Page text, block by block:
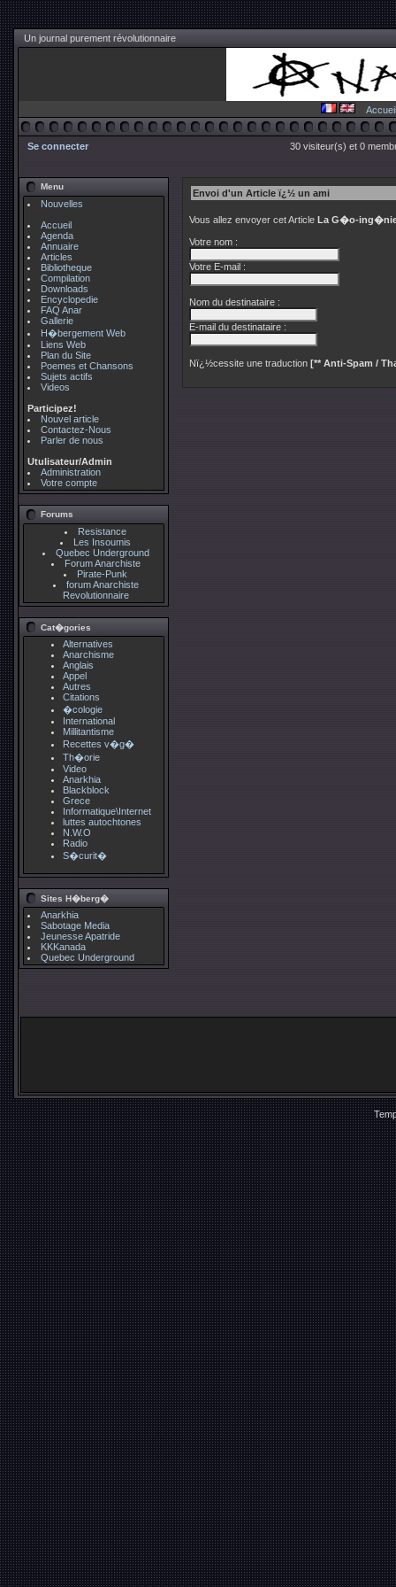
Un journal purement révolutionnaire
Accueil
Se connecter 30 visiteur(s) et 0
Menu
Nouvelles
Accueil
Agenda
Annuaire
Articles
Bibliotheque
Compilation
Downloads
Encyclopedie
FAQ Anar
Gallerie
H�bergement Web
Liens Web
Plan du Site
Poemes et Chansons
Sujets actifs
Videos
Participez!
Nouvel article
Contactez-Nous
Parler de nous
Utulisateur/Admin
Administration
Votre compte
Forums
Resistance
Les Insoumis
Quebec Underground
Forum Anarchiste
Pirate-Punk
forum Anarchiste
Revolutionnaire
Cat�gories
Alternatives
Anarchisme
Anglais
Appel
Autres
Citations
�cologie
International
Millitantisme
Recettes v�g�
Th�orie
Video
Anarkhia
Blackblock
Grece
Informatique\Internet
luttes autochtones
N.W.O
Radio
S�curit�
Sites H�berg�
Anarkhia
Sabotage Media
Jeunesse Apatride
KKKanada
Quebec Underground
Envoi d'un Article ï¿½ un ami
Vous allez envoyer cet Article La G�o-
Votre nom :
Votre E-mail :
Nom du destinataire :
E-mail du destinataire :
Nï¿½cessite une traduction [** Anti-Spam /